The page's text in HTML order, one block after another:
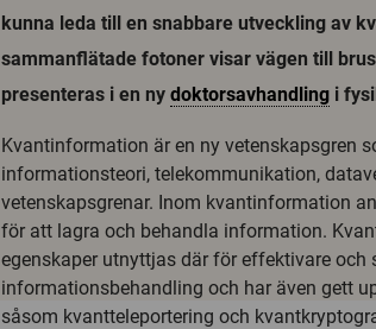
kunna leda till en snabbare utveckling av
sammanflätade fotoner visar vägen till
presenteras i en ny doktorsavhandling i
Kvantinformation är en ny vetenskapsgren
informationsteori, telekommunikation,
vetenskapsgrenar. Inom kvantinformation
för att lagra och behandla information.
egenskaper utnyttjas där för effektivare och
informationsbehandling och har även gett
såsom kvantteleportering och